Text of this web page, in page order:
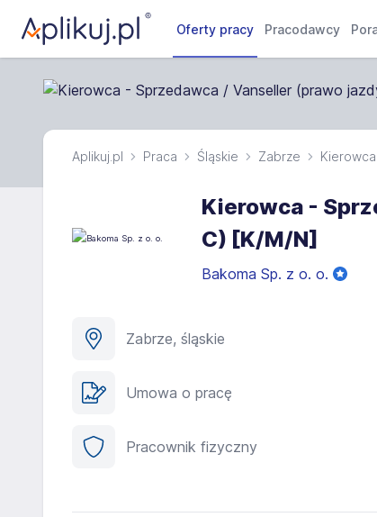
Oferty pracy Pracodawcy
Aplikuj.pl Praca Śląskie Zabrze Kierowca
Kierowca -
C) [K/M/N]
Bakoma Sp. z o. o.
Zabrze, śląskie
Umowa o pracę
Pracownik fizyczny